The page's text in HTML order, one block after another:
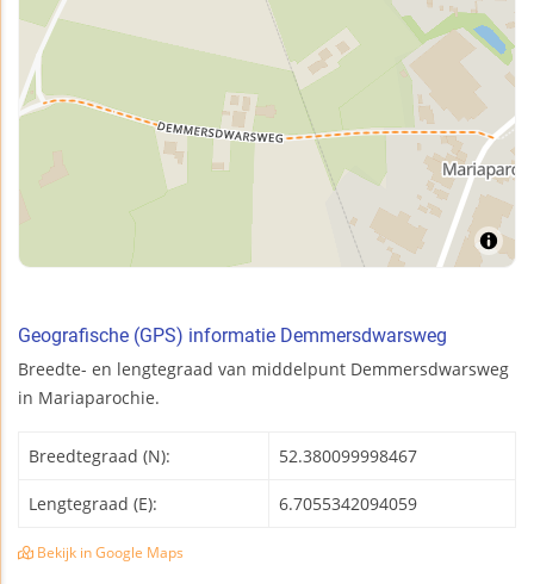
Geografische (GPS) informatie Demmersdwarsweg
Breedte- en lengtegraad van middelpunt Demmersdwarsweg
in Mariaparochie.
Breedtegraad (N): 52.380099998467
Lengtegraad (E): 6.7055342094059
Bekijk in Google Maps